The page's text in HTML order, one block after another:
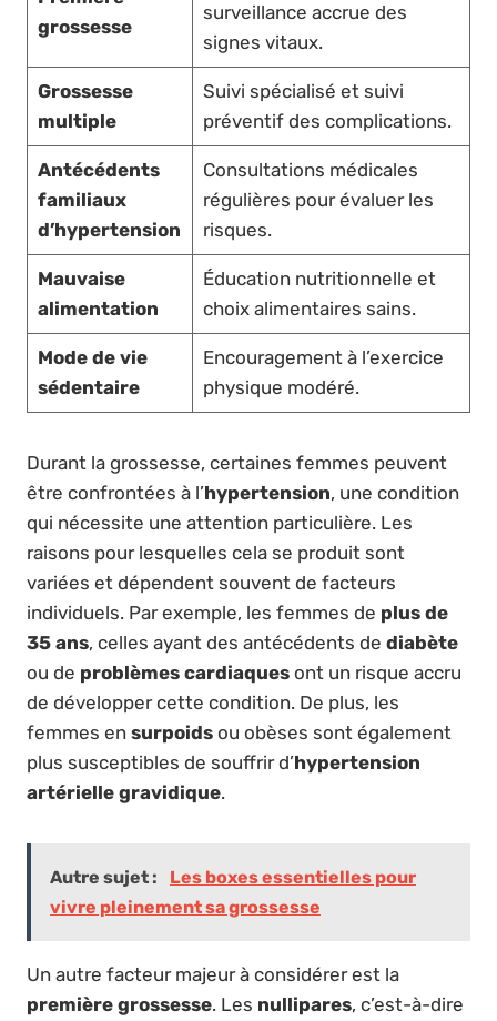
grossesse
surveillance accrue des
signes vitaux.
Grossesse
multiple
Suivi spécialisé et suivi
préventif des complications.
Antécédents
familiaux
d’hypertension
Consultations médicales
régulières pour évaluer les
risques.
Mauvaise
alimentation
Éducation nutritionnelle et
choix alimentaires sains.
Mode de vie
sédentaire
Encouragement à l’exercice
physique modéré.
Durant la grossesse, certaines femmes peuvent
être confrontées à l’hypertension, une condition
qui nécessite une attention particulière. Les
raisons pour lesquelles cela se produit sont
variées et dépendent souvent de facteurs
individuels. Par exemple, les femmes de plus de
35 ans, celles ayant des antécédents de diabète
ou de problèmes cardiaques ont un risque accru
de développer cette condition. De plus, les
femmes en surpoids ou obèses sont également
plus susceptibles de souffrir d’hypertension
artérielle gravidique.
Autre sujet :
Les boxes essentielles pour
vivre pleinement sa grossesse
Un autre facteur majeur à considérer est la
première grossesse. Les nullipares, c’est-à-dire